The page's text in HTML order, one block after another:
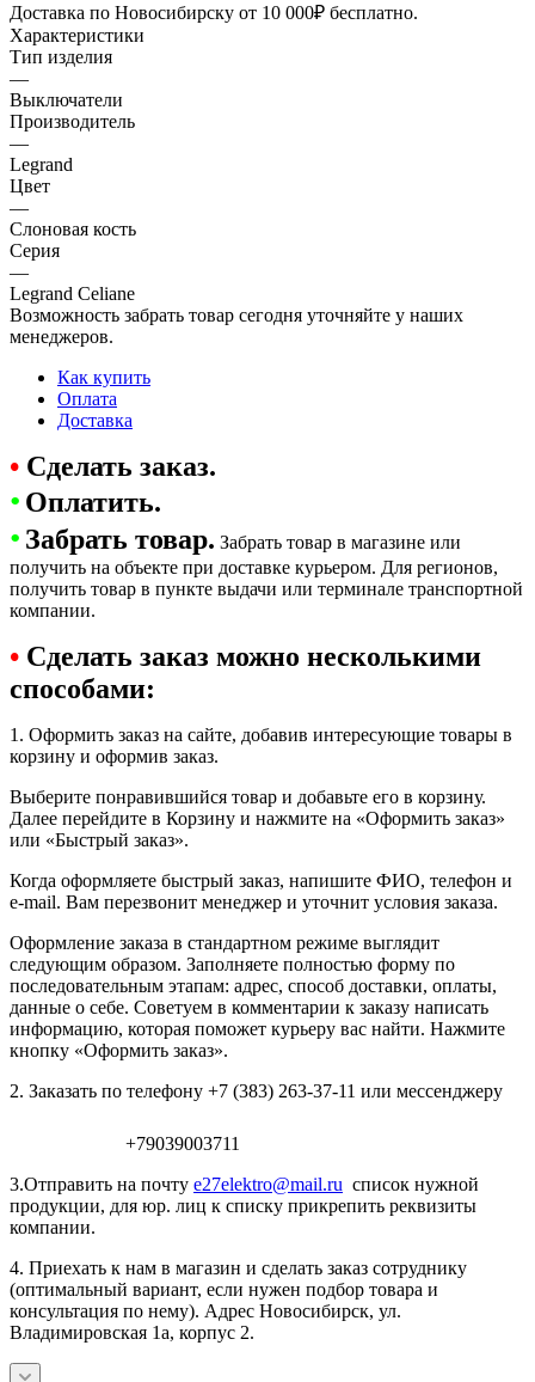
Доставка по Новосибирску от 10 000₽ бесплатно.
Характеристики
Тип изделия
—
Выключатели
Производитель
—
Legrand
Цвет
—
Слоновая кость
Серия
—
Legrand Celiane
Возможность забрать товар сегодня уточняйте у наших
менеджеров.
Как купить
Оплата
Доставка
• Сделать заказ.
• Оплатить.
• Забрать товар. Забрать товар в магазине или
получить на объекте при доставке курьером. Для регионов,
получить товар в пункте выдачи или терминале транспортной
компании.
• Сделать заказ можно несколькими
способами:
1. Оформить заказ на сайте, добавив интересующие товары в
корзину и оформив заказ.
Выберите понравившийся товар и добавьте его в корзину.
Далее перейдите в Корзину и нажмите на «Оформить заказ»
или «Быстрый заказ».
Когда оформляете быстрый заказ, напишите ФИО, телефон и
e-mail. Вам перезвонит менеджер и уточнит условия заказа.
Оформление заказа в стандартном режиме выглядит
следующим образом. Заполняете полностью форму по
последовательным этапам: адрес, способ доставки, оплаты,
данные о себе. Советуем в комментарии к заказу написать
информацию, которая поможет курьеру вас найти. Нажмите
кнопку «Оформить заказ».
2. Заказать по телефону +7 (383) 263-37-11 или мессенджеру
+79039003711
3.Отправить на почту e27elektro@mail.ru список нужной
продукции, для юр. лиц к списку прикрепить реквизиты
компании.
4. Приехать к нам в магазин и сделать заказ сотруднику
(оптимальный вариант, если нужен подбор товара и
консультация по нему). Адрес Новосибирск, ул.
Владимировская 1а, корпус 2.